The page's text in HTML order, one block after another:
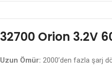
32700 Orion 3.2V
Uzun Ömür: 2000’den fazla şarj